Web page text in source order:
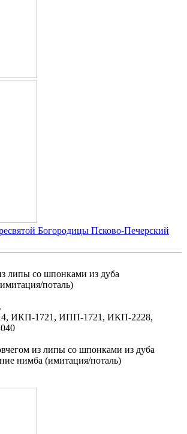
Богородицы Псково-Печерский
липы со шпонками из дуба
поталь)
ИКП-1721, ИПП-1721, ИКП-2228,
из липы со шпонками из дуба
нимба (имитация/поталь)